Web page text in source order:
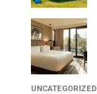
UNCATEGORIZED